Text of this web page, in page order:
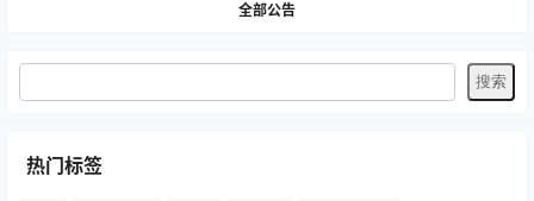
全部公告
热门标签